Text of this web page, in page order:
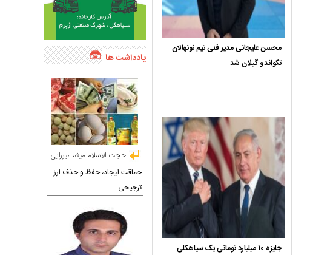
محسن علیجانی مدیر فنی تیم نونهالان
تکواندو گیلان شد
جایزه ۱۰ میلیارد تومانی یک سیاهکلی
یادداشت ها
حجت الاسلام میثم میرزایی
حماقت ایجاد، حفظ و حذف ارز
ترجیحی